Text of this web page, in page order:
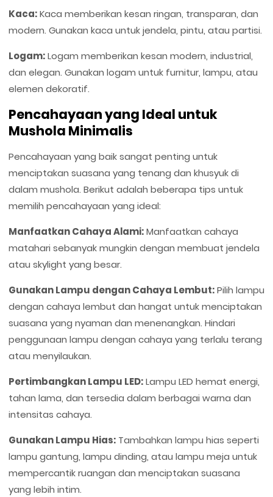
Kaca:Kaca memberikan kesan ringan, transparan, dan
modern. Gunakan kaca untuk jendela, pintu, atau partisi.
Logam:Logam memberikan kesan modern, industrial,
dan elegan. Gunakan logam untuk furnitur, lampu, atau
elemen dekoratif.
Pencahayaan yang Ideal untuk
Mushola Minimalis
Pencahayaan yang baik sangat penting untuk
menciptakan suasana yang tenang dan khusyuk di
dalam mushola. Berikut adalah beberapa tips untuk
memilih pencahayaan yang ideal:
Manfaatkan Cahaya Alami:Manfaatkan cahaya
matahari sebanyak mungkin dengan membuat jendela
atau skylight yang besar.
Gunakan Lampu dengan Cahaya Lembut:Pilih lampu
dengan cahaya lembut dan hangat untuk menciptakan
suasana yang nyaman dan menenangkan. Hindari
penggunaan lampu dengan cahaya yang terlalu terang
atau menyilaukan.
Pertimbangkan Lampu LED:Lampu LED hemat energi,
tahan lama, dan tersedia dalam berbagai warna dan
intensitas cahaya.
Gunakan Lampu Hias:Tambahkan lampu hias seperti
lampu gantung, lampu dinding, atau lampu meja untuk
mempercantik ruangan dan menciptakan suasana
yang lebih intim.